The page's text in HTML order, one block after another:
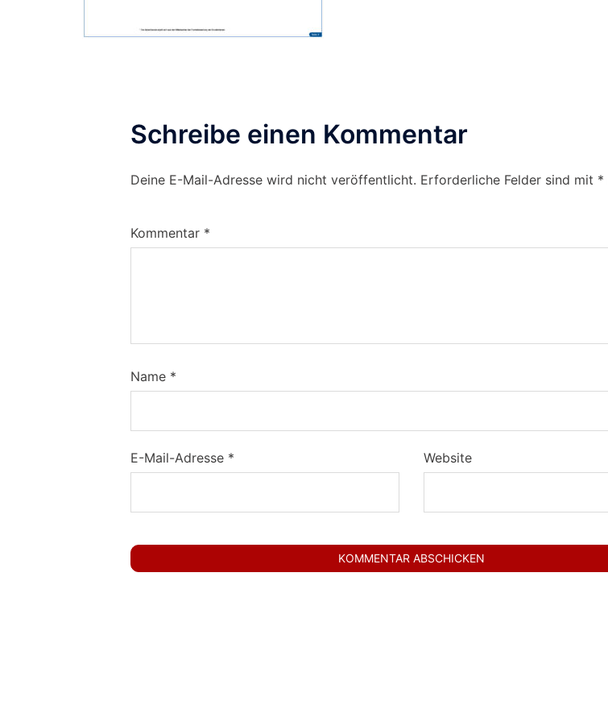
Schreibe einen Kommentar
Deine E-Mail-Adresse wird nicht veröffentlicht. Erforderliche Felder sind mit *
Kommentar *
Name *
E-Mail-Adresse * Website